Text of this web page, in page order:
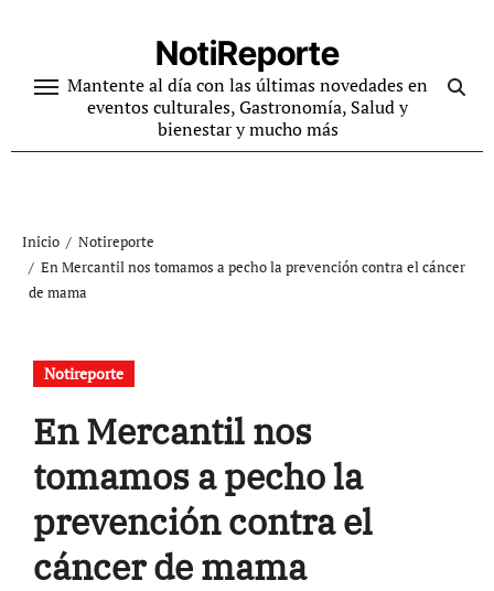
contenido
NotiReporte
Mantente al día con las últimas novedades en
eventos culturales, Gastronomía, Salud y
bienestar y mucho más
Inicio
Notireporte
En Mercantil nos tomamos a pecho la prevención contra el cáncer
de mama
Notireporte
En Mercantil nos
tomamos a pecho la
prevención contra el
cáncer de mama